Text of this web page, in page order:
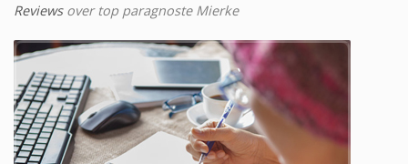
Reviewsover top paragnoste Mierke